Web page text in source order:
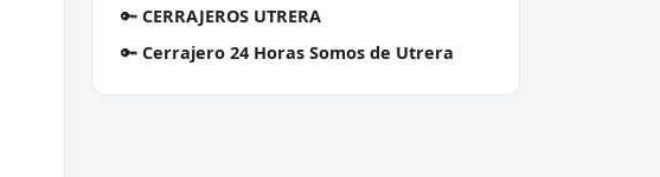
🔑 CERRAJEROS UTRERA
🔑 Cerrajero 24 Horas Somos de Utrera